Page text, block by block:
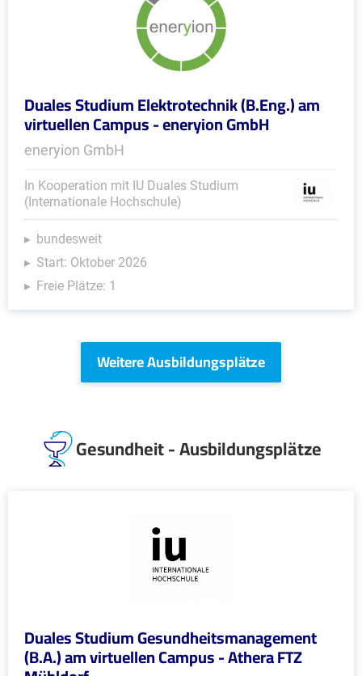
Duales Studium Elektrotechnik (B.Eng.) am
virtuellen Campus - eneryion GmbH
eneryion GmbH
In Kooperation mit IU Duales Studium
(Internationale Hochschule)
bundesweit
Start: Oktober 2026
Freie Plätze: 1
Weitere Ausbildungsplätze
Gesundheit - Ausbildungsplätze
Duales Studium Gesundheitsmanagement
(B.A.) am virtuellen Campus - Athera FTZ